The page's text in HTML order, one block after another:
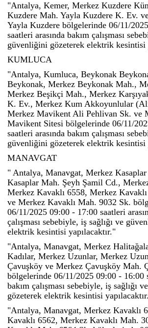
"Antalya, Kemer, Merkez Kuzdere
Kuzdere Mah. Yayla Kuzdere K. Ev.
Yayla Kuzdere bölgelerinde 06/11/
saatleri arasında bakım çalışması
güvenliğini gözeterek elektrik kesintisi
KUMLUCA
"Antalya, Kumluca, Beykonak
Beykonak, Merkez Beykonak Mah.,
Merkez Beşikçi Mah., Merkez
K. Ev., Merkez Kum Akkoyunlular
Merkez Mavikent Ali Pehlivan Sk. ve
Mavikent Sitesi bölgelerinde 06/11/
saatleri arasında bakım çalışması
güvenliğini gözeterek elektrik kesintisi
MANAVGAT
" Antalya, Manavgat, Merkez
Kasaplar Mah. Şeyh Şamil Cd.,
Merkez Kavaklı 6558, Merkez
ve Merkez Kavaklı Mah. 9032 Sk.
06/11/2025 09:00 - 17:00 saatleri
çalışması sebebiyle, iş sağlığı ve
elektrik kesintisi yapılacaktır."
"Antalya, Manavgat, Merkez
Kadılar, Merkez Uzunlar, Merkez
Çavuşköy ve Merkez Çavuşköy Mah.
bölgelerinde 06/11/2025 09:00 - 16:00
bakım çalışması sebebiyle, iş sağlığı
gözeterek elektrik kesintisi
"Antalya, Manavgat, Merkez Kavaklı
Kavaklı 6562, Merkez Kavaklı Mah.